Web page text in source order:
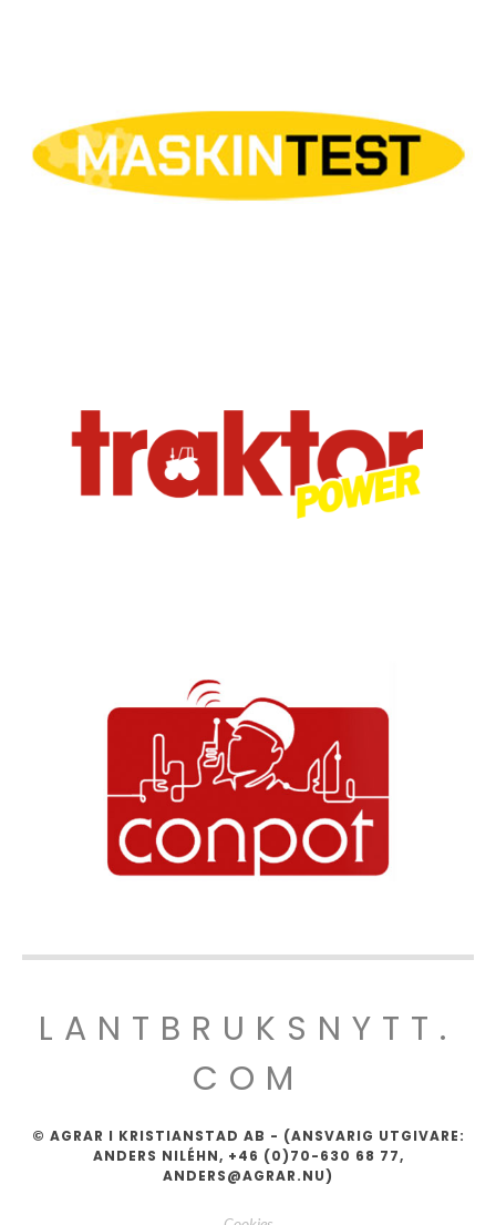
LANTBRUKSNYTT.
COM
© AGRAR I KRISTIANSTAD AB - (ANSVARIG UTGIVARE:
ANDERS NILÉHN, +46 (0)70-630 68 77,
ANDERS@AGRAR.NU)